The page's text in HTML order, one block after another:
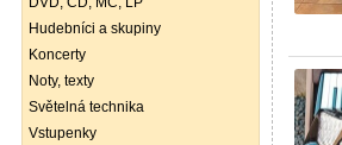
Hudebníci a skupiny
Koncerty
Noty, texty
Světelná technika
Vstupenky